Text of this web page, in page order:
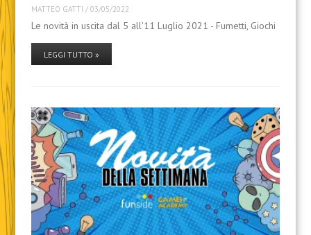
MATTEO GATTI / 03/05/2022
Le novità in uscita dal 5 all'11 Luglio 2021 - Fumetti, Giochi
LEGGI TUTTO »